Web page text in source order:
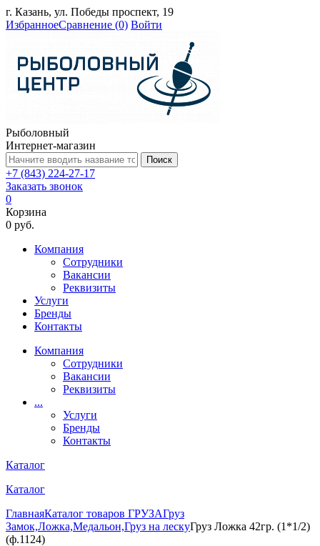
г. Казань, ул. Победы проспект, 19
ИзбранноеСравнение (0) Войти
Рыболовный
Интернет-магазин
Поиск
+7 (843) 224-27-17
Заказать звонок
0
Корзина
0 руб.
Компания
Сотрудники
Вакансии
Реквизиты
Услуги
Бренды
Контакты
Компания
Сотрудники
Вакансии
Реквизиты
...
Услуги
Бренды
Контакты
Каталог
Каталог
ГлавнаяКаталог товаров ГРУЗАГруз
Замок,Ложка,Медальон,Груз на лескуГруз Ложка 42гр. (1*1/2)
(ф.1124)